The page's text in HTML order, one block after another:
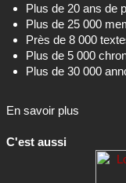
Plus de 20 ans de
Plus de 25 000
Près de 8 000
Plus de 5 000
Plus de 30 000
En savoir plus
C'est aussi